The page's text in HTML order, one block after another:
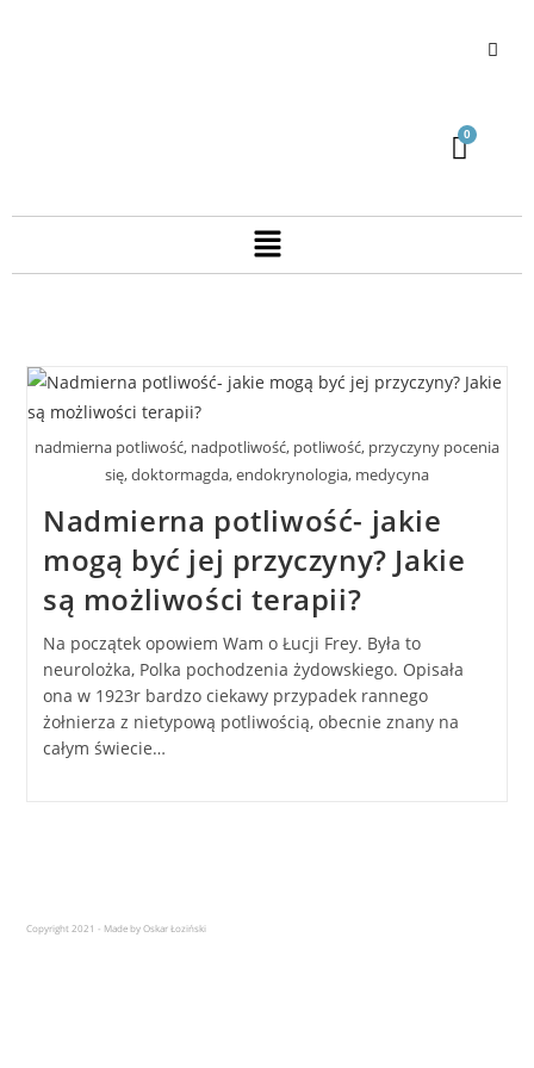
nadmierna potliwość, nadpotliwość, potliwość, przyczyny pocenia
się, doktormagda, endokrynologia, medycyna
Nadmierna potliwość- jakie
mogą być jej przyczyny? Jakie
są możliwości terapii?
Na początek opowiem Wam o Łucji Frey. Była to
neurolożka, Polka pochodzenia żydowskiego. Opisała
ona w 1923r bardzo ciekawy przypadek rannego
żołnierza z nietypową potliwością, obecnie znany na
całym świecie…
Copyright 2021 - Made by Oskar Łoziński